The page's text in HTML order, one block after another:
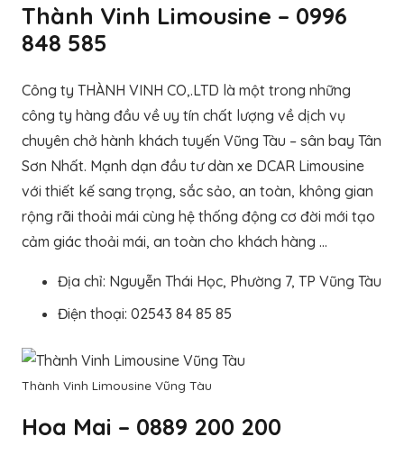
Thành Vinh Limousine – 0996
848 585
Công ty THÀNH VINH CO,.LTD là một trong những
công ty hàng đầu về uy tín chất lượng về dịch vụ
chuyên chở hành khách tuyến Vũng Tàu – sân bay Tân
Sơn Nhất. Mạnh dạn đầu tư dàn xe DCAR Limousine
với thiết kế sang trọng, sắc sảo, an toàn, không gian
rộng rãi thoải mái cùng hệ thống động cơ đời mới tạo
cảm giác thoải mái, an toàn cho khách hàng …
Địa chỉ: Nguyễn Thái Học, Phường 7, TP Vũng Tàu
Điện thoại: 02543 84 85 85
Thành Vinh Limousine Vũng Tàu
Hoa Mai – 0889 200 200